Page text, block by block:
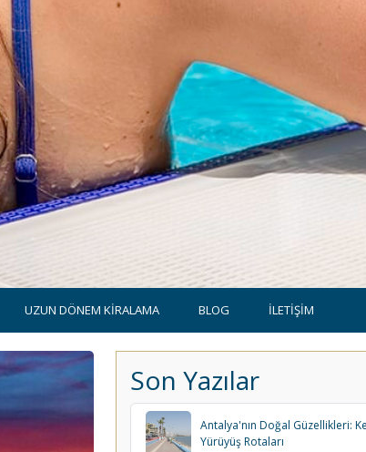
UZUN DÖNEM KİRALAMA BLOG İLETİŞİM
Son Yazılar
Antalya'nın Doğal Güzellikleri:
Yürüyüş Rotaları